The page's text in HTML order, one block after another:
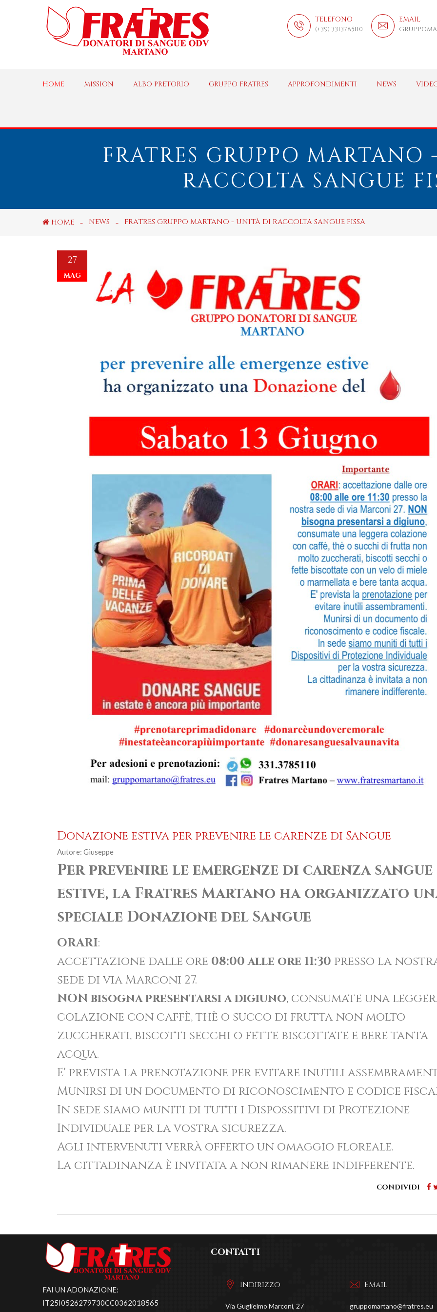
TELEFONO
(+39) 3313785110
EMAIL
HOME MISSION ALBO PRETORIO GRUPPO FRATRES APPROFONDIMENTI NEWS
FRATRES GRUPPO
RACCOLTA SANGUE
HOME NEWS FRATRES GRUPPO MARTANO - UNITÀ DI RACCOLTA SANGUE FISSA
27
MAG
Donazione estiva per prevenire le carenze di Sangue
Autore: Giuseppe
Per prevenire le emergenze di carenza sangue
estive, la Fratres Martano ha organizzato
speciale Donazione del Sangue
ORARI:
accettazione dalle ore 08:00 alle ore 11:30 presso la
sede di via Marconi 27.
NON bisogna presentarsi a digiuno, consumate una
colazione con caffè, thè o succo di frutta non molto
zuccherati, biscotti secchi o fette biscottate e bere tanta
acqua.
E' prevista la prenotazione per evitare inutili
Munirsi di un documento di riconoscimento e codice
In sede siamo muniti di tutti i Dispossitivi di Protezione
Individuale per la vostra sicurezza.
Agli intervenuti verrà offerto un omaggio floreale.
La cittadinanza è invitata a non rimanere indifferente.
CONDIVIDI
FAI UN ADONAZIONE:
IT25I0526279730CC0362018565
CONTATTI
Indirizzo
Via Guglielmo Marconi, 27
Email
gruppomartano@fratres.eu